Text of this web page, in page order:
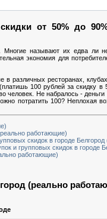
от 50% до
Многие называют их едва ли
экономия для
различных ресторанах,
100 рублей за скидку
Не набралось -
потратить 100? Неплохая
работающие)
скидок в городе
и групповых скидок в городе
работающие)
(реально